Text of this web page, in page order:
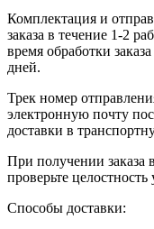
Комплектация и
заказа в течение 1-2
время обработки
дней.
Трек номер
электронную почту
доставки в
При получении заказа
проверьте целостность
Способы доставки: